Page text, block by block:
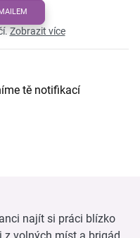
Zobrazit více
tě notifikací
najít si práci blízko
z volných míst a brigád